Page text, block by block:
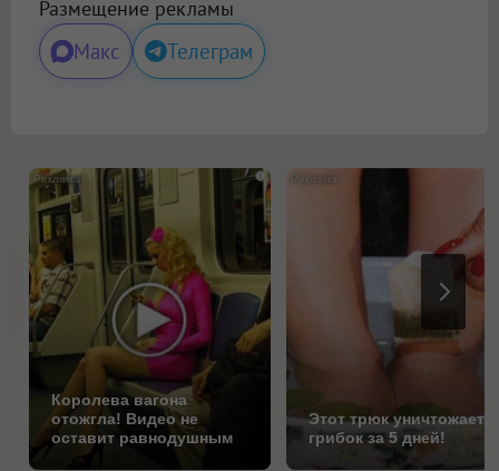
Размещение рекламы
Макс Телеграм
i
Королева вагона
отожгла! Видео не
оставит равнодушным
Этот трюк уничтожает
грибок за 5 дней!